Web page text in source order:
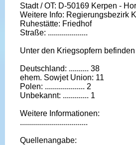
Stadt / OT: D-50169 Kerpen -
Weitere Info: Regierungsbezirk
Ruhestätte: Friedhof
Straße: ....................
Unter den Kriegsopfern
Deutschland: .......... 38
ehem. Sowjet Union: 11
Polen: .................... 2
Unbekannt: ............. 1
Weitere Informationen:
..................................
Quellenangabe: